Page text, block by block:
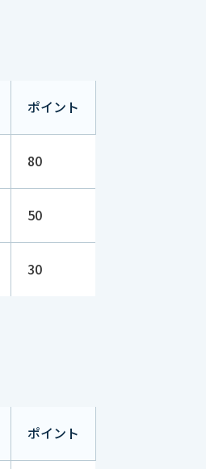
ポイント
80
50
30
ポイント